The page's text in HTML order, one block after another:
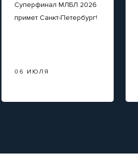
Суперфинал МЛБЛ 2026
примет Санкт-Петербург!
06 ИЮЛЯ